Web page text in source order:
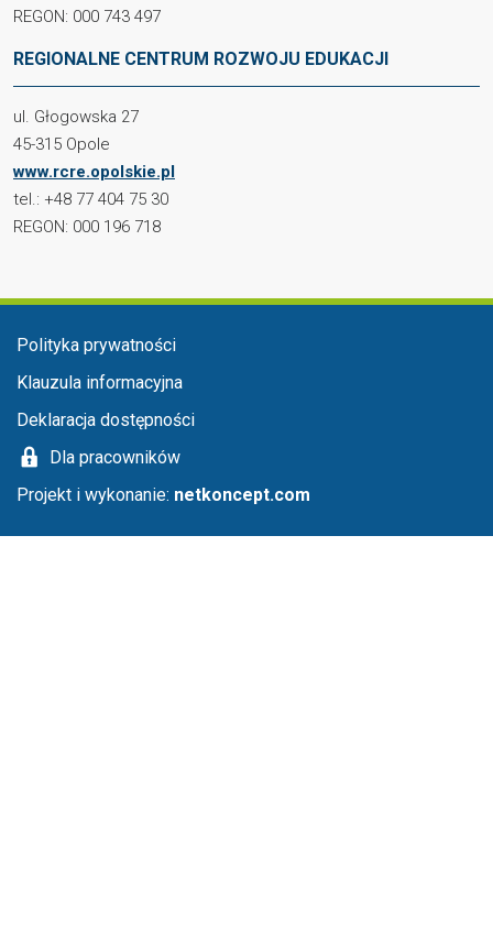
REGON: 000 743 497
REGIONALNE CENTRUM ROZWOJU EDUKACJI
ul. Głogowska 27
45-315 Opole
www.rcre.opolskie.pl
tel.: +48 77 404 75 30
REGON: 000 196 718
Menu stopka
Polityka prywatności
Klauzula informacyjna
Deklaracja dostępności
Dla pracowników
Projekt i wykonanie: netkoncept.com